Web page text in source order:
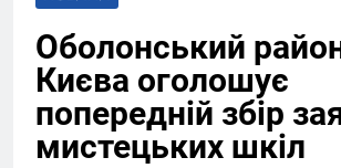
Оболонський
Києва оголошує
попередній збір
мистецьких шкіл